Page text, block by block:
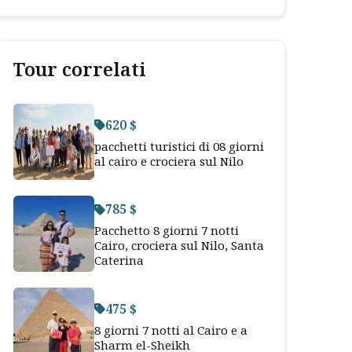
Tour correlati
620 $
pacchetti turistici di 08 giorni
al cairo e crociera sul Nilo
785 $
Pacchetto 8 giorni 7 notti
Cairo, crociera sul Nilo, Santa
Caterina
475 $
8 giorni 7 notti al Cairo e a
Sharm el-Sheikh